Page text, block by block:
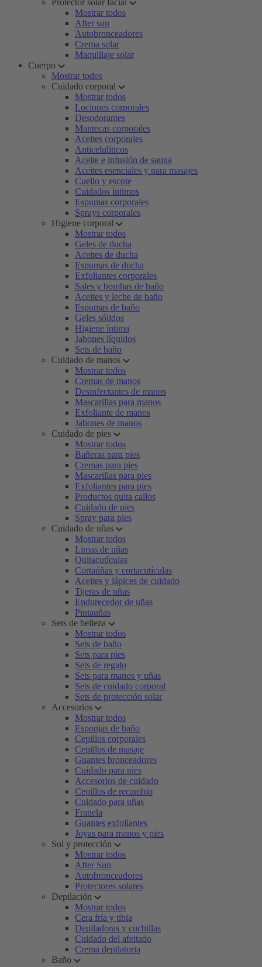
Protector solar facial
Mostrar todos
After sun
Autobronceadores
Crema solar
Maquillaje solar
Cuerpo
Mostrar todos
Cuidado corporal
Mostrar todos
Lociones corporales
Desodorantes
Mantecas corporales
Aceites corporales
Anticelulíticos
Aceite e infusión de sauna
Aceites esenciales y para masajes
Cuello y escote
Cuidados íntimos
Espumas corporales
Sprays corporales
Higiene corporal
Mostrar todos
Geles de ducha
Aceites de ducha
Espumas de ducha
Exfoliantes corporales
Sales y bombas de baño
Aceites y leche de baño
Espumas de baño
Geles sólidos
Higiene íntima
Jabones líquidos
Sets de baño
Cuidado de manos
Mostrar todos
Cremas de manos
Desinfectantes de manos
Mascarillas para manos
Exfoliante de manos
Jabones de manos
Cuidado de pies
Mostrar todos
Bañeras para pies
Cremas para pies
Mascarillas para pies
Exfoliantes para pies
Productos quita callos
Cuidado de pies
Spray para pies
Cuidado de uñas
Mostrar todos
Limas de uñas
Quitacutículas
Cortaúñas y cortacutículas
Aceites y lápices de cuidado
Tijeras de uñas
Endurecedor de uñas
Pintauñas
Sets de belleza
Mostrar todos
Sets de baño
Sets para pies
Sets de regalo
Sets para manos y uñas
Sets de cuidado corporal
Sets de protección solar
Accesorios
Mostrar todos
Esponjas de baño
Cepillos corporales
Cepillos de masaje
Guantes bronceadores
Cuidado para pies
Accesorios de cuidado
Cepillos de recambio
Cuidado para uñas
Franela
Guantes exfoliantes
Joyas para manos y pies
Sol y protección
Mostrar todos
After Sun
Autobronceadores
Protectores solares
Depilación
Mostrar todos
Cera fría y tibia
Depiladoras y cuchillas
Cuidado del afeitado
Crema depilatoria
Baño